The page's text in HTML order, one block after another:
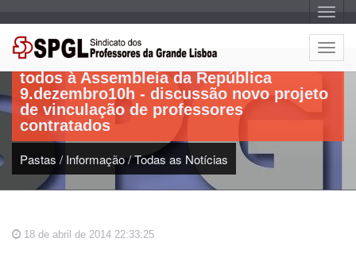
A
l
t
e
r
r
n
g
o
A
l
e
a
a
Artigo:
todos à Assembleia da República
9.dezembro10h - discussão novo projeto
de vinculação de professores
contratados
Pastas / Informação/Todas as Notícias
18 de abril de 2014 22:33:25